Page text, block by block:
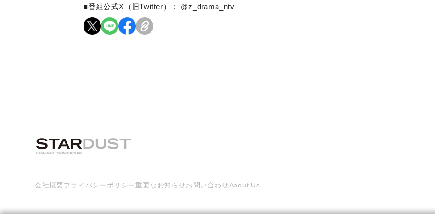
■番組公式X （旧Twitter）： @z_drama_ntv
会社概要プライバシーポリシー重要なお知らせ お問い合わせAbout Us